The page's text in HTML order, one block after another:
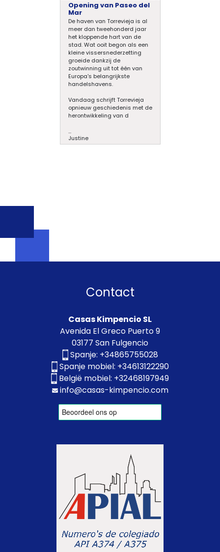
Opening van Paseo del
Mar
De haven van Torrevieja is al
meer dan tweehonderd jaar
het kloppende hart van de
stad. Wat ooit begon als een
kleine vissersnederzetting
groeide dankzij de
zoutwinning uit tot één van
Europa's belangrijkste
handelshavens.
Vandaag schrijft Torrevieja
opnieuw geschiedenis met de
herontwikkeling van d
...
Justine
Contact
Casas Kimpencio SL
Avenida El Greco Puerto 9
03177 San Fulgencio
Spanje: +34865755028
Spanje mobiel: +34613122290
België mobiel: +32468197949
info@casas-kimpencio.com